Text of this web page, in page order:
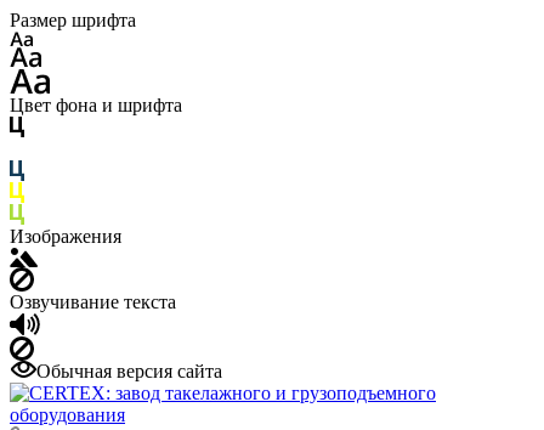
Размер шрифта
Цвет фона и шрифта
Изображения
Озвучивание текста
Обычная версия сайта